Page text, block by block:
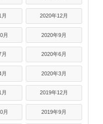
2020年12月
月 2020年9月
2020年6月
2020年3月
2019年12月
月 2019年9月